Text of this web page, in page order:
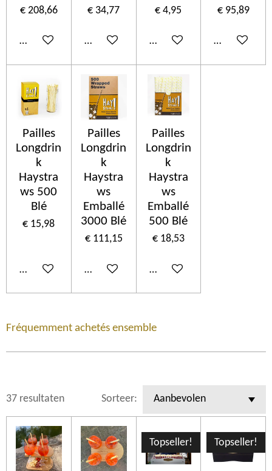
€ 208,66
In winkelwagen
€ 34,77
In winkelwagen
€ 4,95
In winkelwagen
€ 95,89
In
Pailles
Longdrin
k
Haystra
ws 500
Blé
€ 15,98
In winkelwagen
Pailles
Longdrin
k
Haystra
ws
Emballé
3000 Blé
€ 111,15
In winkelwagen
Pailles
Longdrin
k
Haystra
ws
Emballé
500 Blé
€ 18,53
In winkelwagen
Fréquemment achetés ensemble
37 resultaten Sorteer:
Topseller! Topseller!